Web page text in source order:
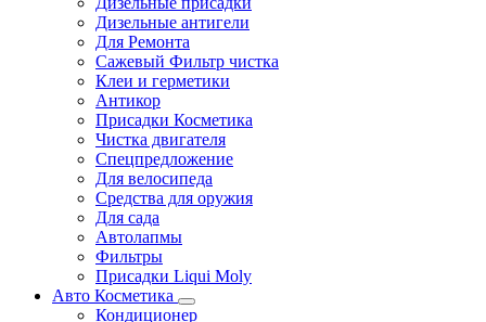
Дизельные антигели
Для Ремонта
Сажевый Фильтр чистка
Клеи и герметики
Антикор
Присадки Косметика
Чистка двигателя
Спецпредложение
Для велосипеда
Средства для оружия
Для сада
Автолапмы
Фильтры
Присадки Liqui Moly
Авто Косметика
Кондиционер